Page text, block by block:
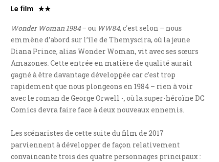
Le film ★★
Wonder Woman 1984– ou WW84, c’est selon – nous
emmène d’abord sur l’île de Themyscira, où la jeune
Diana Prince, alias Wonder Woman, vit avec ses sœurs
Amazones. Cette entrée en matière de qualité aurait
gagné à être davantage développée car c’est trop
rapidement que nous plongeons en 1984 – rien à voir
avec le roman de George Orwell -, où la super-héroïne DC
Comics devra faire face à deux nouveaux ennemis.
Les scénaristes de cette suite du film de 2017
parviennent à développer de façon relativement
convaincante trois des quatre personnages principaux :